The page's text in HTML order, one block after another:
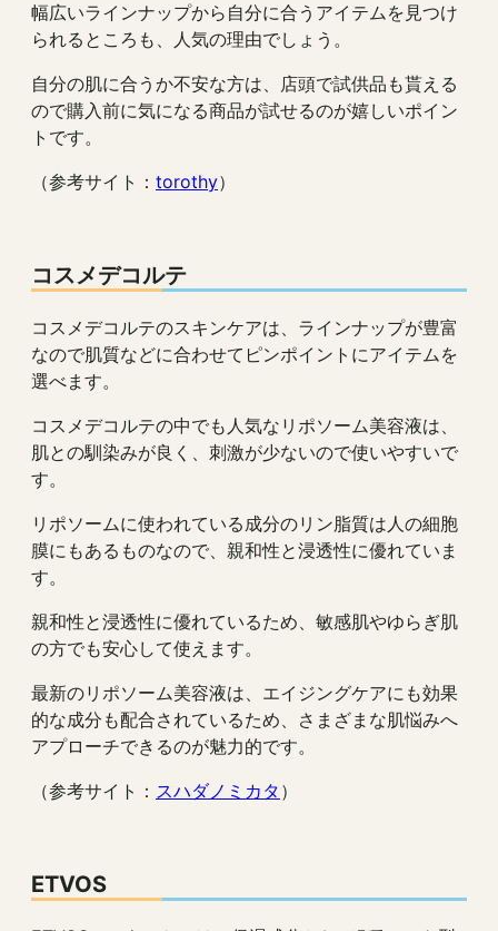
幅広いラインナップから自分に合うアイテムを見つけ
られるところも、人気の理由でしょう。
自分の肌に合うか不安な方は、店頭で試供品も貰える
ので購入前に気になる商品が試せるのが嬉しいポイン
トです。
（参考サイト： torothy）
コスメデコルテ
コスメデコルテのスキンケアは、ラインナップが豊富
なので肌質などに合わせてピンポイントにアイテムを
選べます。
コスメデコルテの中でも人気なリポソーム美容液は、
肌との馴染みが良く、刺激が少ないので使いやすいで
す。
リポソームに使われている成分のリン脂質は人の細胞
膜にもあるものなので、親和性と浸透性に優れていま
す。
親和性と浸透性に優れているため、敏感肌やゆらぎ肌
の方でも安心して使えます。
最新のリポソーム美容液は、エイジングケアにも効果
的な成分も配合されているため、さまざまな肌悩みへ
アプローチできるのが魅力的です。
（参考サイト： スハダノミカタ ）
ETVOS